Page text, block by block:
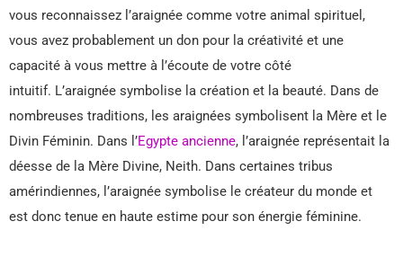
vous reconnaissez l’araignée comme votre animal spirituel,
vous avez probablement un don pour la créativité et une
capacité à vous mettre à l’écoute de votre côté
intuitif. L’araignée symbolise la création et la beauté. Dans de
nombreuses traditions, les araignées symbolisent la Mère et le
Divin Féminin. Dans l’Egypte ancienne, l’araignée représentait la
déesse de la Mère Divine, Neith. Dans certaines tribus
amérindiennes, l’araignée symbolise le créateur du monde et
est donc tenue en haute estime pour son énergie féminine.